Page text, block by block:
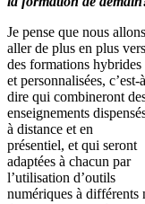
Je pense que nous allons
aller de plus en plus vers
des formations hybrides
et personnalisées, c’est-
dire qui combineront
enseignements
à distance et en
présentiel, et qui seront
adaptées à chacun par
l’utilisation d’outils
numériques à